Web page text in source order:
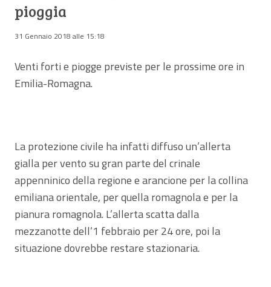
pioggia
31 Gennaio 2018 alle 15:18
Venti forti e piogge previste per le prossime ore in
Emilia-Romagna.
La protezione civile ha infatti diffuso un’allerta
gialla per vento su gran parte del crinale
appenninico della regione e arancione per la collina
emiliana orientale, per quella romagnola e per la
pianura romagnola. L’allerta scatta dalla
mezzanotte dell’1 febbraio per 24 ore, poi la
situazione dovrebbe restare stazionaria.